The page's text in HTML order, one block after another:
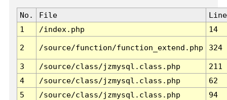
No. File
Line
1
/index.php 14
2 /source/function/function_extend.php 324
3 /source/class/jzmysql.class.php
211
4
/source/class/jzmysql.class.php
62
5
/source/class/jzmysql.class.php
94